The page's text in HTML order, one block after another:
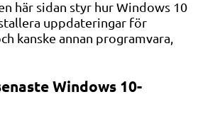
här sidan styr hur Windows 10
uppdateringar för
kanske annan programvara,
Windows 10-